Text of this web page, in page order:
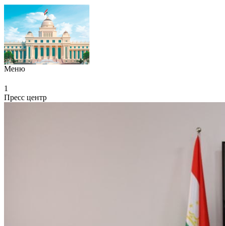
Меню
1
Пресс центр